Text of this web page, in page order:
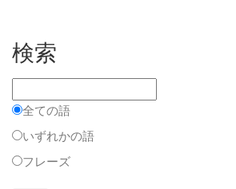
検索
全ての語
いずれかの語
フレーズ